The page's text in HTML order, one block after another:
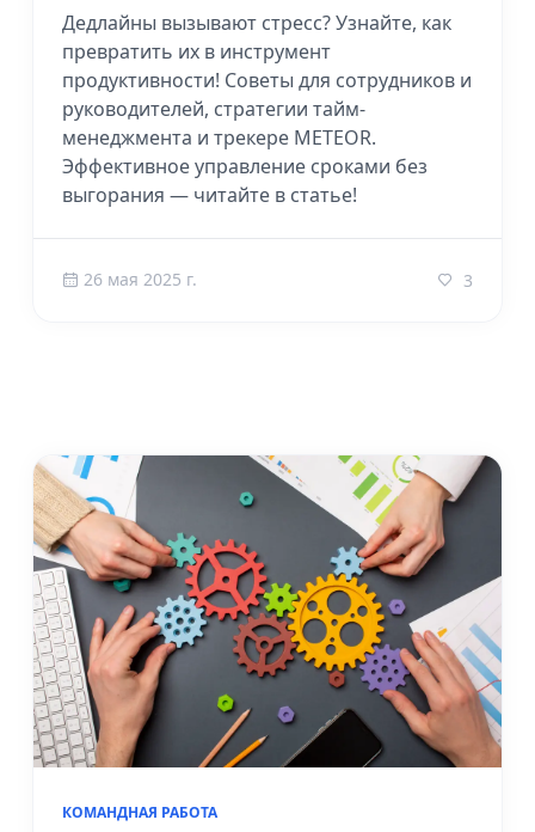
Дедлайны вызывают стресс? Узнайте, как
превратить их в инструмент
продуктивности! Советы для сотрудников и
руководителей, стратегии тайм-
менеджмента и трекере METEOR.
Эффективное управление сроками без
выгорания — читайте в статье!
26 мая 2025 г. 3
КОМАНДНАЯ РАБОТА